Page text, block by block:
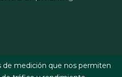
de medición que nos permiten